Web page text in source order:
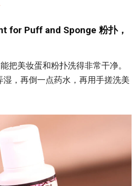
for Puff and Sponge 粉扑，
把美妆蛋和粉扑洗得非常干净。
湿，再倒一点药水，再用手搓洗美